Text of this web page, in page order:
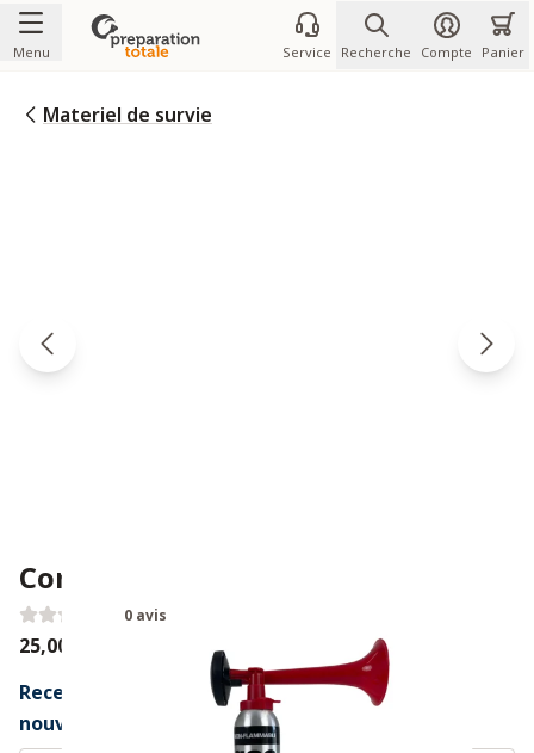
Allez au contenu
Menu Service Recherche Compte Panier
Materiel de survie
Corne à Gaz
0 avis
25,00€
Recevez un message dès que ce produit est à
nouveau disponible